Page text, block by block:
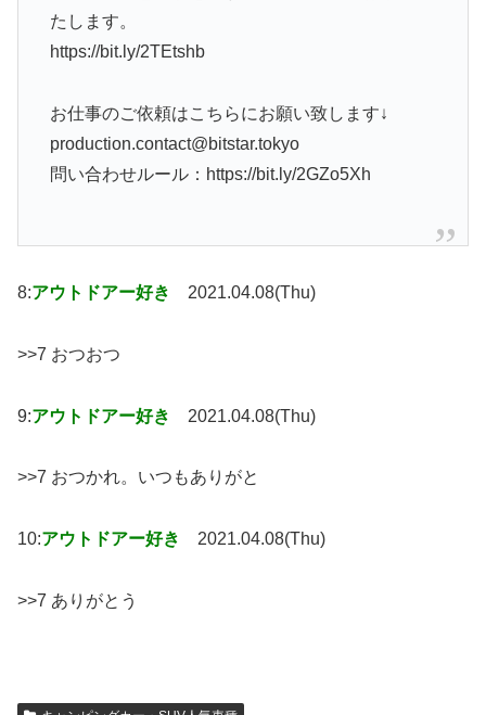
たします。
https://bit.ly/2TEtshb
お仕事のご依頼はこちらにお願い致します↓
production.contact@bitstar.tokyo
問い合わせルール：https://bit.ly/2GZo5Xh
8:アウトドアー好き 2021.04.08(Thu)
>>7 おつおつ
9:アウトドアー好き 2021.04.08(Thu)
>>7 おつかれ。いつもありがと
10:アウトドアー好き 2021.04.08(Thu)
>>7 ありがとう